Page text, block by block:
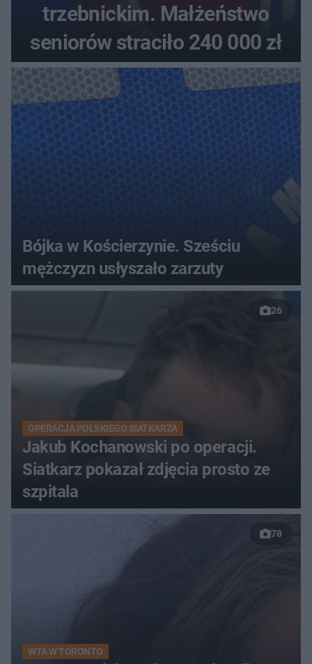
trzebnickim. Małżeństwo
seniorów straciło 240 000 zł
Bójka w Kościerzynie. Sześciu
mężczyzn usłyszało zarzuty
26
OPERACJA POLSKIEGO SIATKARZA
Jakub Kochanowski po operacji.
Siatkarz pokazał zdjęcia prosto ze
szpitala
78
WTA W TORONTO